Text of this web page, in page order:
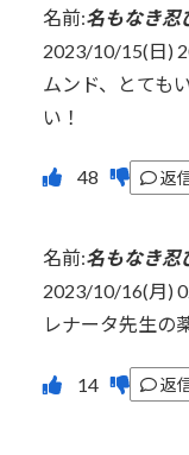
名前:名もなき忍
2023/10/15(日)
ムンド、とても
い！
返
名前:名もなき忍
2023/10/16(月)
レナータ先生の
返